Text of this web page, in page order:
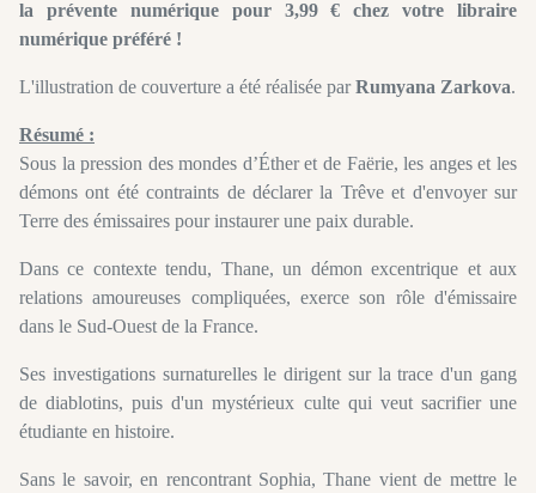
la prévente numérique pour 3,99 € chez votre libraire
numérique préféré !
L'illustration de couverture a été réalisée parRumyana Zarkova.
Résumé :
Sous la pression des mondes d’Éther et de Faërie, les anges et les
démons ont été contraints de déclarer la Trêve et d'envoyer sur
Terre des émissaires pour instaurer une paix durable.
Dans ce contexte tendu, Thane, un démon excentrique et aux
relations amoureuses compliquées, exerce son rôle d'émissaire
dans le Sud-Ouest de la France.
Ses investigations surnaturelles le dirigent sur la trace d'un gang
de diablotins, puis d'un mystérieux culte qui veut sacrifier une
étudiante en histoire.
Sans le savoir, en rencontrant Sophia, Thane vient de mettre le